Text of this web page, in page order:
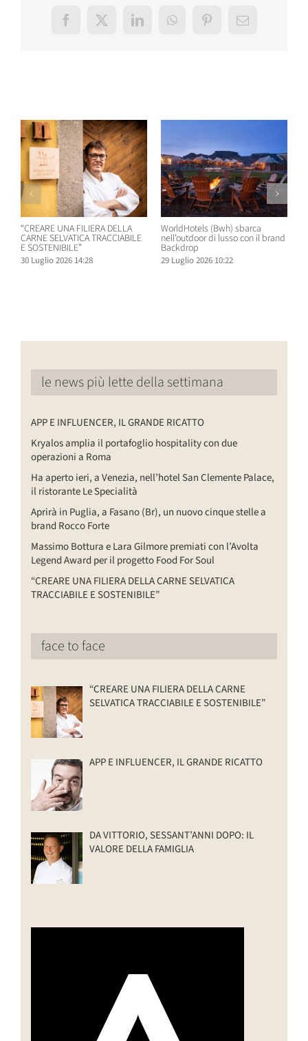
Facebook
X LinkedInWhatsAppPinterestEmail
“CREARE UNA FILIERA DELLA
CARNE SELVATICA TRACCIABILE
E SOSTENIBILE”
30 Luglio 2026 14:28
WorldHotels (Bwh) sbarca
nell’outdoor di lusso con il brand
Backdrop
29 Luglio 2026 10:22
le news più lette della settimana
APP E INFLUENCER, IL GRANDE RICATTO
Kryalos amplia il portafoglio hospitality con due
operazioni a Roma
Ha aperto ieri, a Venezia, nell’hotel San Clemente Palace,
il ristorante Le Specialità
Aprirà in Puglia, a Fasano (Br), un nuovo cinque stelle a
brand Rocco Forte
Massimo Bottura e Lara Gilmore premiati con l’Avolta
Legend Award per il progetto Food For Soul
“CREARE UNA FILIERA DELLA CARNE SELVATICA
TRACCIABILE E SOSTENIBILE”
face to face
“CREARE UNA FILIERA DELLA CARNE
SELVATICA TRACCIABILE E SOSTENIBILE”
APP E INFLUENCER, IL GRANDE RICATTO
DA VITTORIO, SESSANT’ANNI DOPO: IL
VALORE DELLA FAMIGLIA